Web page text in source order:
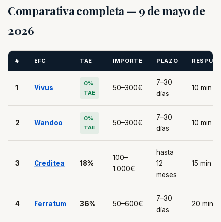
Comparativa completa — 9 de mayo de
2026
# EFC TAE IMPORTE PLAZO
1 Vivus
0%
TAE
50–300€
7–30
días
10 min
2 Wandoo
0%
TAE
50–300€
7–30
días
10 min
3 Creditea 18%
100–
1.000€
hasta
12
meses
15 min
4 Ferratum 36% 50–600€
7–30
días
20 min